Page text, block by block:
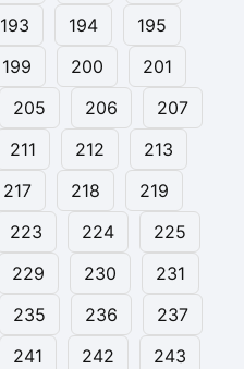
193 194
195
199 200
201
205 206
207
211 212
213
217 218
219
223 224
225
229 230
231
235 236
237
241 242
243